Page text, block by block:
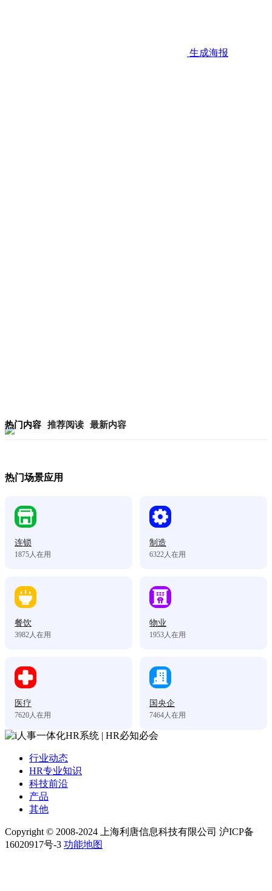
生成海报
热门内容 推荐阅读 最新内容
热门场景应用
连锁
1875人在用
制造
6322人在用
餐饮
3982人在用
物业
1953人在用
医疗
7620人在用
国央企
7464人在用
行业动态
HR专业知识
科技前沿
产品
其他
Copyright © 2008-2024 上海利唐信息科技有限公司 沪ICP备
16020917号-3 功能地图